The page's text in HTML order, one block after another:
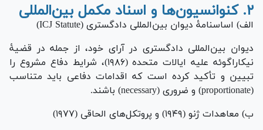
۲. کنوانسیون‌ها و اسناد مکمل بین‌المللی
الف) اساسنامۀ دیوان بین‌المللی دادگستری (ICJ Statute)
دیوان بین‌المللی دادگستری در آرای خود، از جمله در قضیۀ
نیکاراگوئه علیه ایالات متحده (۱۹۸۶)، شرایط دفاع مشروع را
تبیین و تأکید کرده است که اقدامات دفاعی باید متناسب
(proportionate) و ضروری (necessary) باشند.
ب) معاهدات ژنو (۱۹۴۹) و پروتکل‌های الحاقی (۱۹۷۷)